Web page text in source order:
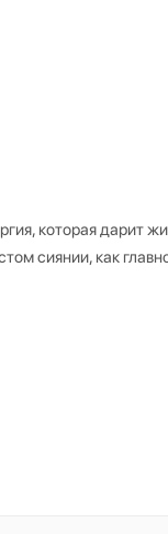
которая дарит
сиянии, как